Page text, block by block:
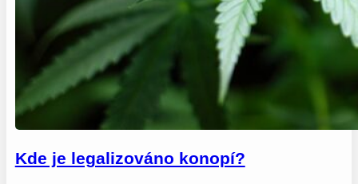
Kde je legalizováno konopí?